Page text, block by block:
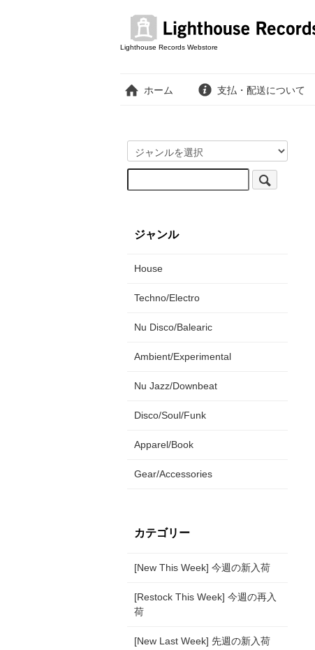
Lighthouse Records Webstore
ホーム 支払・配送について
ジャンル
House
Techno/Electro
Nu Disco/Balearic
Ambient/Experimental
Nu Jazz/Downbeat
Disco/Soul/Funk
Apparel/Book
Gear/Accessories
カテゴリー
[New This Week] 今週の新入荷
[Restock This Week] 今週の再入
荷
[New Last Week] 先週の新入荷